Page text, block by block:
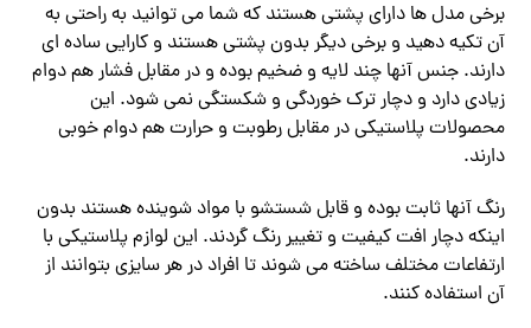
برخی مدل ها دارای پشتی هستند که شما می توانید به راحتی به
آن تکیه دهید و برخی دیگر بدون پشتی هستند و کارایی ساده ای
دارند. جنس آنها چند لایه و ضخیم بوده و در مقابل فشار هم دوام
زیادی دارد و دچار ترک خوردگی و شکستگی نمی شود. این
محصولات پلاستیکی در مقابل رطوبت و حرارت هم دوام خوبی
دارند.
رنگ آنها ثابت بوده و قابل شستشو با مواد شوینده هستند بدون
اینکه دچار افت کیفیت و تغییر رنگ گردند. این لوازم پلاستیکی با
ارتفاعات مختلف ساخته می شوند تا افراد در هر سایزی بتوانند از
آن استفاده کنند.